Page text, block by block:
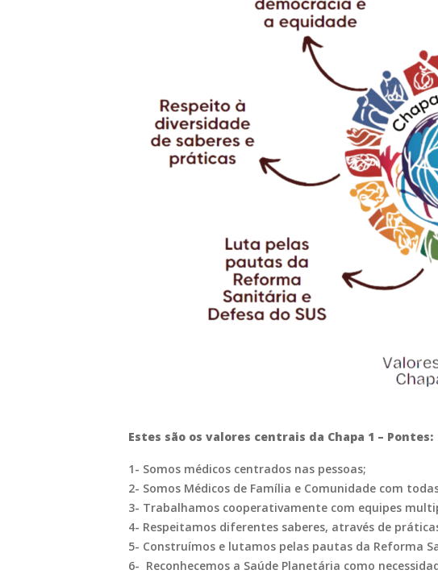
Estes são os valores centrais da Chapa 1 – Pontes:
1- Somos médicos centrados nas pessoas;
2- Somos Médicos de Família e Comunidade com
3- Trabalhamos cooperativamente com equipes
4- Respeitamos diferentes saberes, através de
5- Construímos e lutamos pelas pautas da Reforma
6- Reconhecemos a Saúde Planetária como